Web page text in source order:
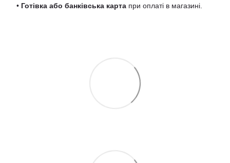
• Готівка або банківська карта при оплаті в магазині.